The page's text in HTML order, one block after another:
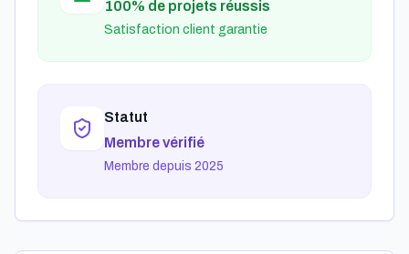
100% de projets réussis
Satisfaction client garantie
Statut
Membre vérifié
Membre depuis 2025